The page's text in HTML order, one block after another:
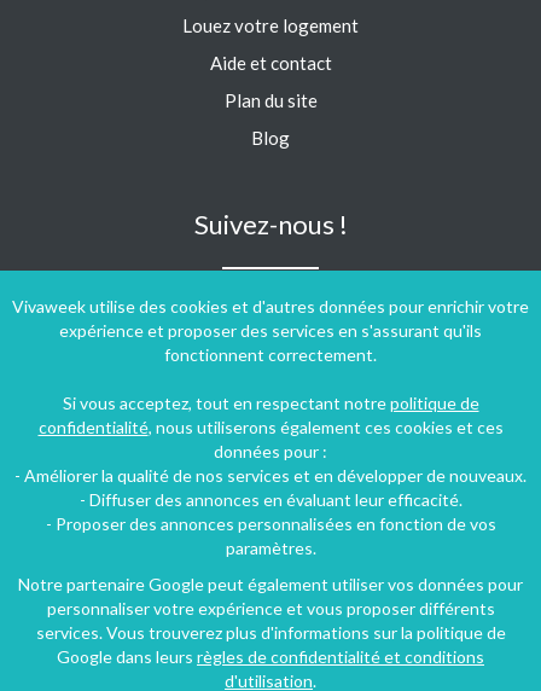
Vivaweek utilise des cookies et d'autres données pour enrichir votre
expérience et proposer des services en s'assurant qu'ils
fonctionnent correctement.
Si vous acceptez, tout en respectant notrepolitique de
confidentialité, nous utiliserons également ces cookies et ces
données pour :
- Améliorer la qualité de nos services et en développer de nouveaux.
- Diffuser des annonces en évaluant leur efficacité.
- Proposer des annonces personnalisées en fonction de vos
paramètres.
Notre partenaire Google peut également utiliser vos données pour
personnaliser votre expérience et vous proposer différents
services. Vous trouverez plus d'informations sur la politique de
Google dans leurs règles de confidentialité et conditions
d'utilisation.
Louez votre logement
Aide et contact
Plan du site
Blog
Suivez-nous !
Conditions générales d'utilisation- Politique de confidentialité
Copyright © 2009 ‐ 2026 Vivaweek ‐ Tous droits réservés ‐
Dernière mise à jour du site : 09 août 2026